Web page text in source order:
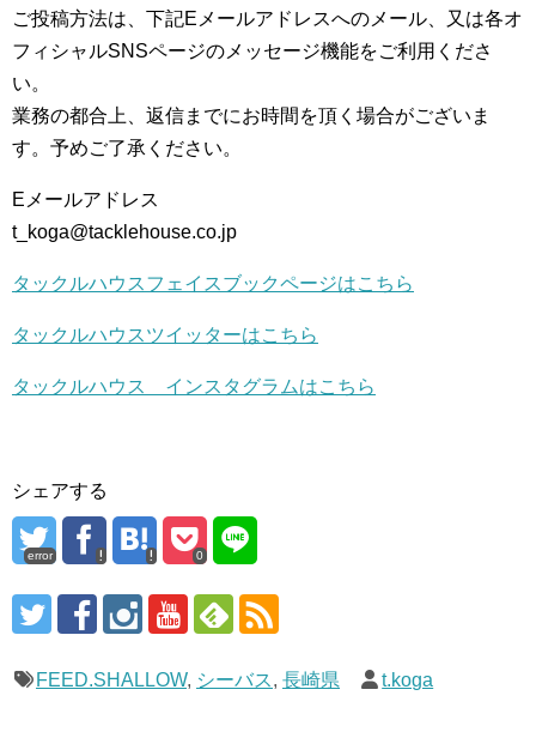
ご投稿方法は、下記Eメールアドレスへのメール、又は各オ
フィシャルSNSページのメッセージ機能をご利用くださ
い。
業務の都合上、返信までにお時間を頂く場合がございま
す。予めご了承ください。
Eメールアドレス
t_koga@tacklehouse.co.jp
タックルハウスフェイスブックページはこちら
タックルハウスツイッターはこちら
タックルハウス インスタグラムはこちら
シェアする
error 0
FEED.SHALLOW, シーバス, 長崎県 t.koga